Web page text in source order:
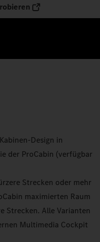
Design in
der ProCabin (verfügbar
Strecken oder mehr
maximierten Raum
Strecken. Alle Varianten
Multimedia Cockpit